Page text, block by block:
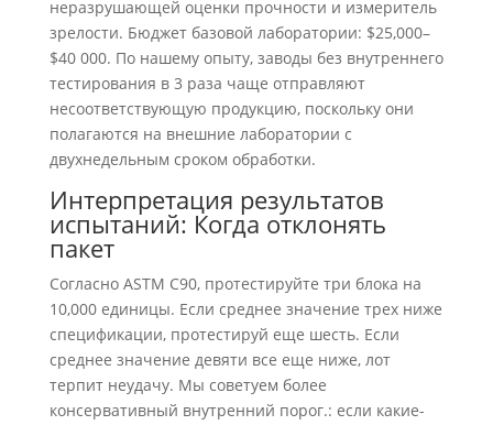
неразрушающей оценки прочности и измеритель
зрелости. Бюджет базовой лаборатории: $25,000–
$40 000. По нашему опыту, заводы без внутреннего
тестирования в 3 раза чаще отправляют
несоответствующую продукцию, поскольку они
полагаются на внешние лаборатории с
двухнедельным сроком обработки.
Интерпретация результатов
испытаний: Когда отклонять
пакет
Согласно ASTM C90, протестируйте три блока на
10,000 единицы. Если среднее значение трех ниже
спецификации, протестируй еще шесть. Если
среднее значение девяти все еще ниже, лот
терпит неудачу. Мы советуем более
консервативный внутренний порог.: если какие-